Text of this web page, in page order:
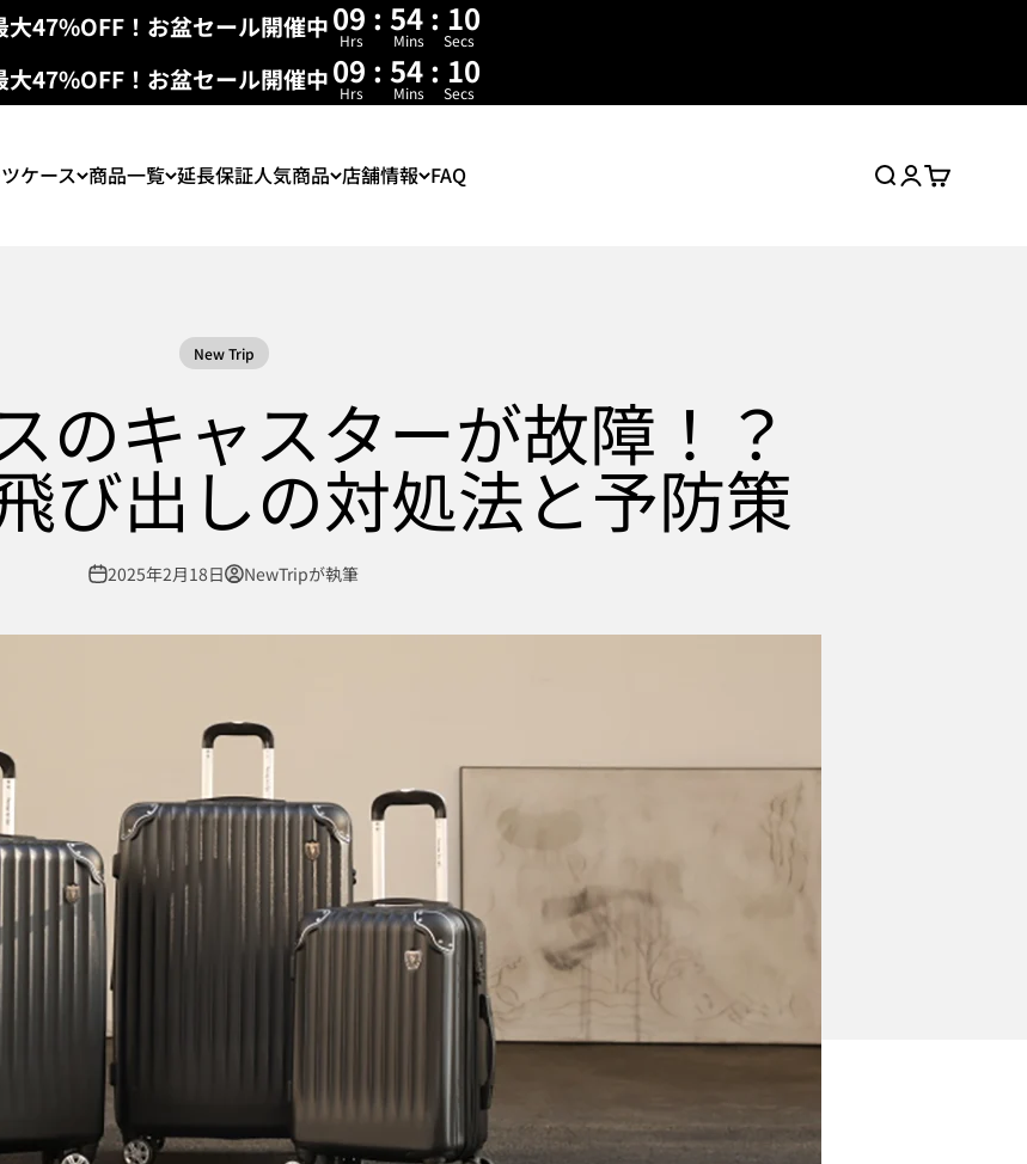
大47%OFF！お盆セール開催中09 : 54 : 08
Hrs Mins Secs
大47%OFF！お盆セール開催中09 : 54 : 09
Hrs Mins Secs
ケース 商品一覧 延長保証人気商品 店舗情報 FAQ
検索ログイン
カート
New Trip
のキャスターが故障！？
び出しの対処法と予防策
2025年2月18日 NewTripが執筆